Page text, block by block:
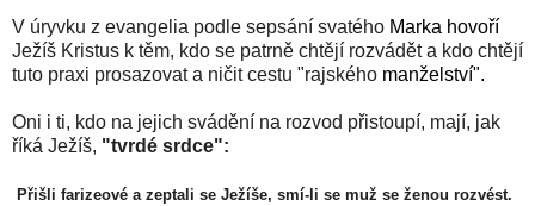
V úryvku z evangelia podle sepsání svatého Marka hovoří
Ježíš Kristus k těm, kdo se patrně chtějí rozvádět a kdo chtějí
tuto praxi prosazovat a ničit cestu "rajského manželství".
Oni i ti, kdo na jejich svádění na rozvod přistoupí, mají, jak
říká Ježíš, "tvrdé srdce":
Přišli farizeové a zeptali se Ježíše, smí-li se muž se ženou rozvést.